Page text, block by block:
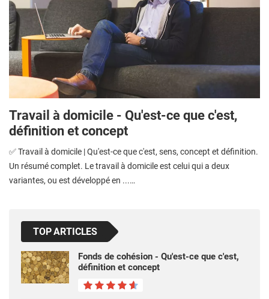
Travail à domicile - Qu'est-ce que c'est,
définition et concept
✅ Travail à domicile | Qu'est-ce que c'est, sens, concept et définition.
Un résumé complet. Le travail à domicile est celui qui a deux
variantes, ou est développé en ...…
TOP ARTICLES
Fonds de cohésion - Qu'est-ce que c'est,
définition et concept